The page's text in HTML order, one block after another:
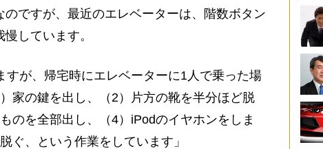
ですが、最近のエレベーターは、階数ボタン
しています。
が、帰宅時にエレベーターに1人で乗った場
家の鍵を出し、（2）片方の靴を半分ほど脱
のを全部出し、（4）iPodのイヤホンをしま
ぐ、という作業をしています」